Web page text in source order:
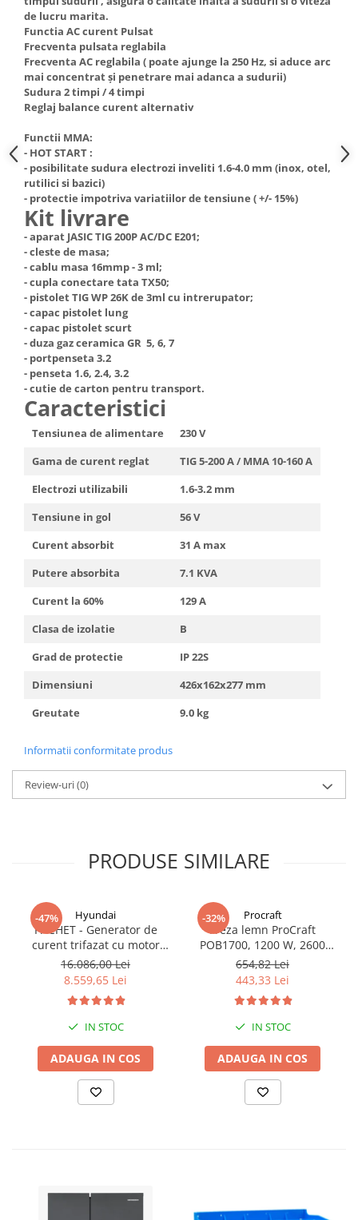
Truse de scule
Truse de lipit PPR
Ventuze cu brate pentru transport
Vibratoare beton
Masini de spalat rufe cu uscator
Uscatoare de rufe
Masini de facut paine
Pachete electrocasnice
incorporabile
SANDWICH MAKER
Storcatoare de fructe
Televizoare
de lucru marita.
Functia AC curent Pulsat
Frecventa pulsata reglabila
Frecventa AC reglabila ( poate ajunge la 250 Hz, si aduce arc
mai concentrat și penetrare mai adanca a sudurii)
Sudura 2 timpi / 4 timpi
Reglaj balance curent alternativ
Functii MMA:
- HOT START :
- posibilitate sudura electrozi inveliti 1.6-4.0 mm (inox, otel,
rutilici si bazici)
- protectie impotriva variatiilor de tensiune ( +/- 15%)
Kit livrare
- aparat JASIC TIG 200P AC/DC E201;
- cleste de masa;
- cablu masa 16mmp - 3 ml;
- cupla conectare tata TX50;
- pistolet TIG WP 26K de 3ml cu intrerupator;
- capac pistolet lung
- capac pistolet scurt
- duza gaz ceramica GR 5, 6, 7
- portpenseta 3.2
- penseta 1.6, 2.4, 3.2
- cutie de carton pentru transport.
Caracteristici
Tensiunea de alimentare
230 V
Gama de curent reglat
TIG 5-200 A / MMA 10-160 A
Electrozi utilizabili
1.6-3.2 mm
Tensiune in gol
56 V
Curent absorbit
31 A max
Putere absorbita
7.1 KVA
Curent la 60%
129 A
Clasa de izolatie
B
Grad de protectie
IP 22S
Dimensiuni
426x162x277 mm
Greutate
9.0 kg
Informatii conformitate produs
Review-uri(0)
PRODUSE SIMILARE
-47% Hyundai
PACHET - Generator de
curent trifazat cu motor
diesel Hyundai DHY8600SE-
T, putere motor 12 CP,
Putere maxima 7.9 kVA,
tensiune 380 / 220 V +
Automatizare trifazata
ATS12-3P
16.086,00 Lei
8.559,65 Lei
IN STOC
ADAUGA IN COS
-32% Procraft
Freza lemn ProCraft
POB1700, 1200 W, 2600
Rpm cu 12 freze pentru
lemn incluse in pachet
654,82 Lei
443,33 Lei
IN STOC
ADAUGA IN COS